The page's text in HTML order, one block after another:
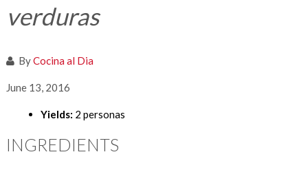
verduras
ByCocina al Dia
June 13, 2016
Yields: 2 personas
INGREDIENTS